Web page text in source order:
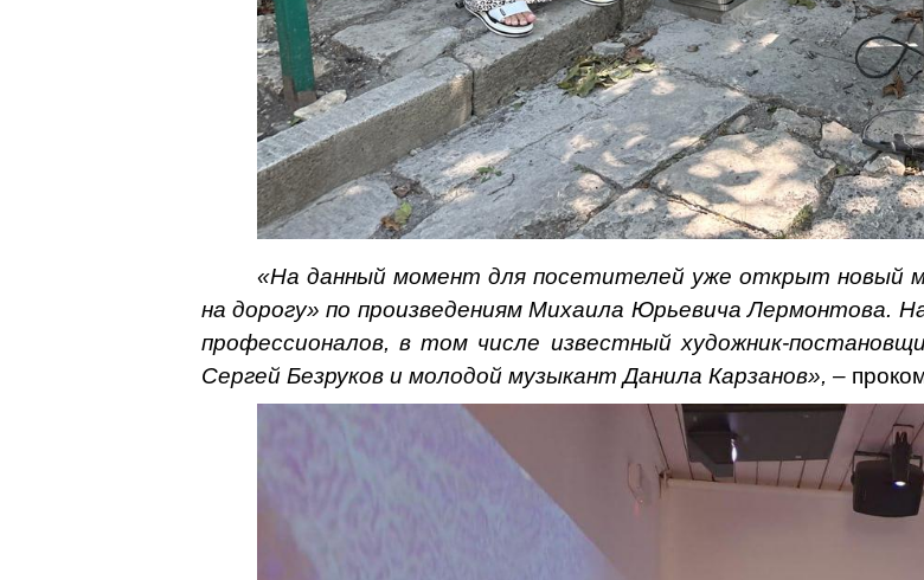
«На данный момент для посетителей уже открыт новый
на дорогу» по произведениям Михаила Юрьевича Лермонтова.
профессионалов, в том числе известный художник-
Сергей Безруков и молодой музыкант Данила Карзанов», –